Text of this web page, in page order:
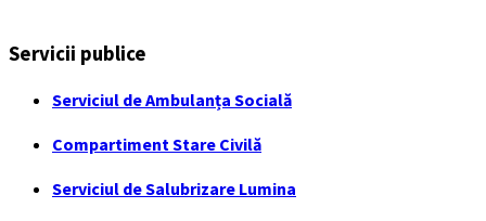
Servicii publice
Serviciul de Ambulanța Socială
Compartiment Stare Civilă
Serviciul de Salubrizare Lumina